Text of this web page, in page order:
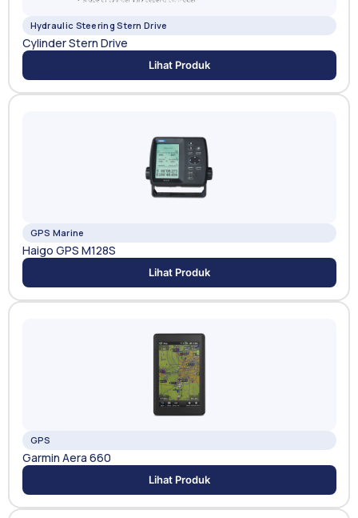
Hydraulic Steering Stern Drive
Cylinder Stern Drive
Lihat Produk
GPS Marine
Haigo GPS M128S
Lihat Produk
GPS
Garmin Aera 660
Lihat Produk